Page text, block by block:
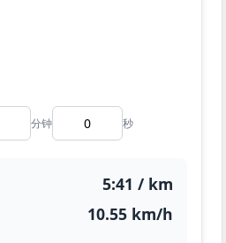
分钟 秒
5:41 / km
10.55 km/h